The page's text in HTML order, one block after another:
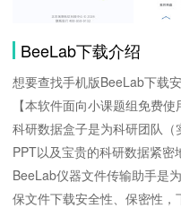
BeeLab下载介绍
想要查找手机版BeeLab下载
【本软件面向小课题组免费
科研数据盒子是为科研团队
PPT以及宝贵的科研数据紧密
BeeLab仪器文件传输助手是
保文件下载安全性、保密性，